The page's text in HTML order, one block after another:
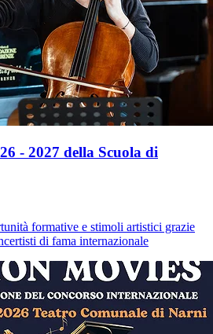
- 2027 della Scuola di
formative e stimoli artistici grazie
di fama internazionale